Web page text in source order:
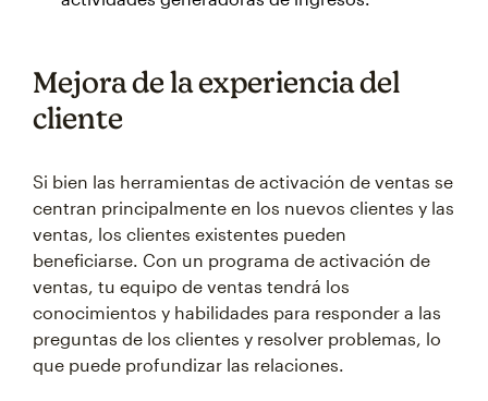
Mejora de la experiencia del
cliente
Si bien las herramientas de activación de ventas se
centran principalmente en los nuevos clientes y las
ventas, los clientes existentes pueden
beneficiarse. Con un programa de activación de
ventas, tu equipo de ventas tendrá los
conocimientos y habilidades para responder a las
preguntas de los clientes y resolver problemas, lo
que puede profundizar las relaciones.